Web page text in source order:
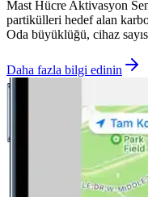
Mast Hücre Aktivasyon
partikülleri hedef alan
Oda büyüklüğü, cihaz
Daha fazla bilgi edinin